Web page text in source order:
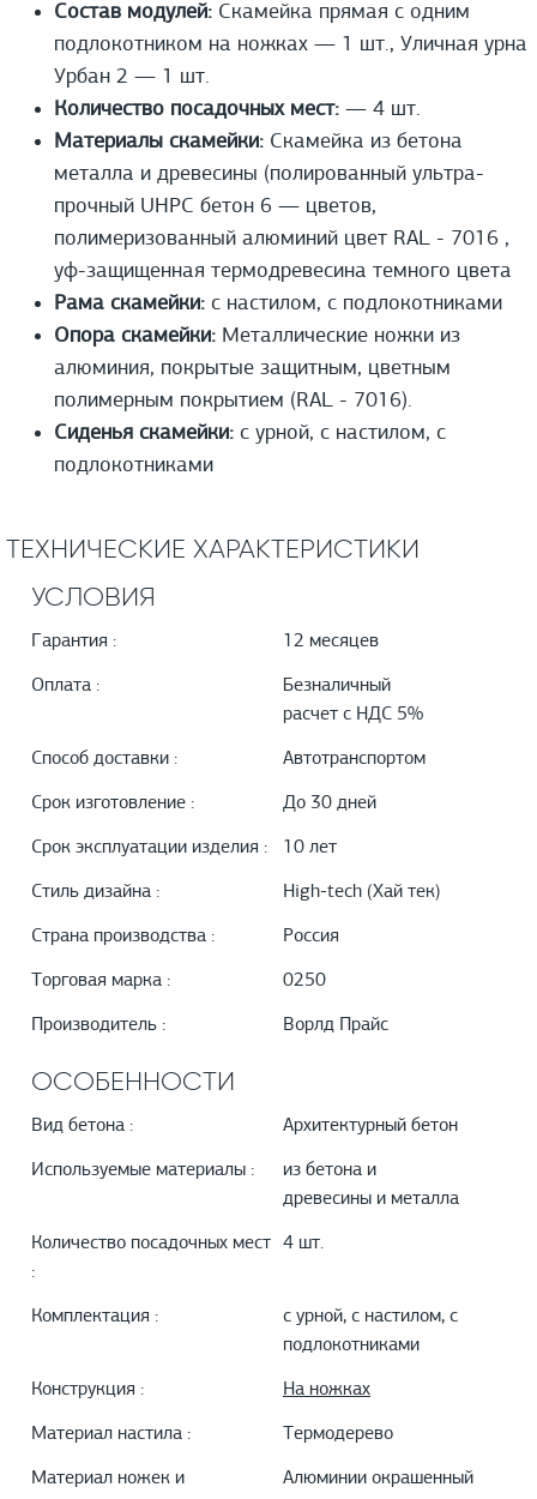
Состав модулей: Скамейка прямая с одним
подлокотником на ножках — 1 шт., Уличная урна
Урбан 2 — 1 шт.
Количество посадочных мест: — 4 шт.
Материалы скамейки: Скамейка из бетона
металла и древесины (полированный ультра-
прочный UHPС бетон 6 — цветов,
полимеризованный алюминий цвет RAL - 7016 ,
уф-защищенная термодревесина темного цвета
Рама скамейки: с настилом, с подлокотниками
Опора скамейки: Металлические ножки из
алюминия, покрытые защитным, цветным
полимерным покрытием (RAL - 7016).
Сиденья скамейки: с урной, с настилом, с
подлокотниками
ТЕХНИЧЕСКИЕ ХАРАКТЕРИСТИКИ
УСЛОВИЯ
Гарантия : 12 месяцев
Оплата :
Безналичный
расчет с НДС 5%
Способ доставки : Автотранспортом
Срок изготовление : До 30 дней
Срок эксплуатации изделия : 10 лет
Стиль дизайна : High-tech (Хай тек)
Страна производства : Россия
Торговая марка : 0250
Производитель : Ворлд Прайс
ОСОБЕННОСТИ
Вид бетона : Архитектурный бетон
Используемые материалы :
из бетона и
древесины и металла
Количество посадочных мест
:
4 шт.
Комплектация :
с урной, с настилом, с
подлокотниками
Конструкция : На ножках
Материал настила : Термодерево
Материал ножек и
Алюминии окрашенный